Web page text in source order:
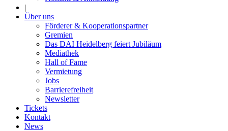
|
Über uns
Förderer & Kooperationspartner
Gremien
Das DAI Heidelberg feiert Jubiläum
Mediathek
Hall of Fame
Vermietung
Jobs
Barrierefreiheit
Newsletter
Tickets
Kontakt
News